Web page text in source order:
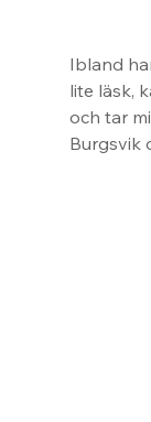
Ibland
lite läsk,
och tar
Burgsvik